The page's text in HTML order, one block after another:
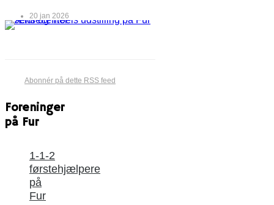
20 jan 2026
Abonnér på dette RSS feed
Foreninger
på Fur
1-1-2
førstehjælpere
på
Fur